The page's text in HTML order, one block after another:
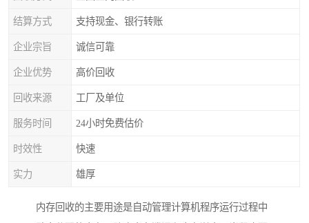
结算方式 支持现金、银行转账
企业宗旨 诚信可靠
企业优势 高价回收
回收来源 工厂及单位
服务时间 24小时免费估价
时效性 快速
实力 雄厚
内存回收的主要用途是自动管理计算机程序运行过程中